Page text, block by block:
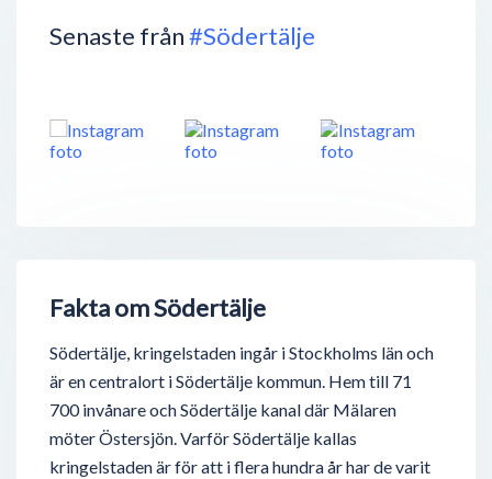
Senaste från#Södertälje
Fakta om Södertälje
Södertälje, kringelstaden ingår i Stockholms län och
är en centralort i Södertälje kommun. Hem till 71
700 invånare och Södertälje kanal där Mälaren
möter Östersjön. Varför Södertälje kallas
kringelstaden är för att i flera hundra år har de varit